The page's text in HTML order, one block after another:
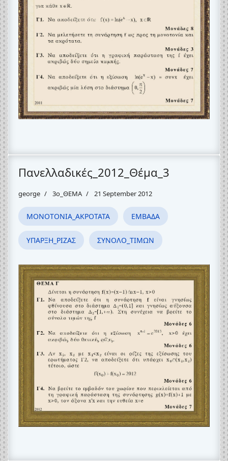
Πανελλαδικές_2012_Θέμα_3
george 3o_ΘΕΜΑ 21 September 2012
ΜΟΝΟΤΟΝΙΑ_ΑΚΡΟΤΑΤΑ ΕΜΒΑΔΑ
ΥΠΑΡΞΗ_ΡΙΖΑΣ ΣΥΝΟΛΟ_ΤΙΜΩΝ